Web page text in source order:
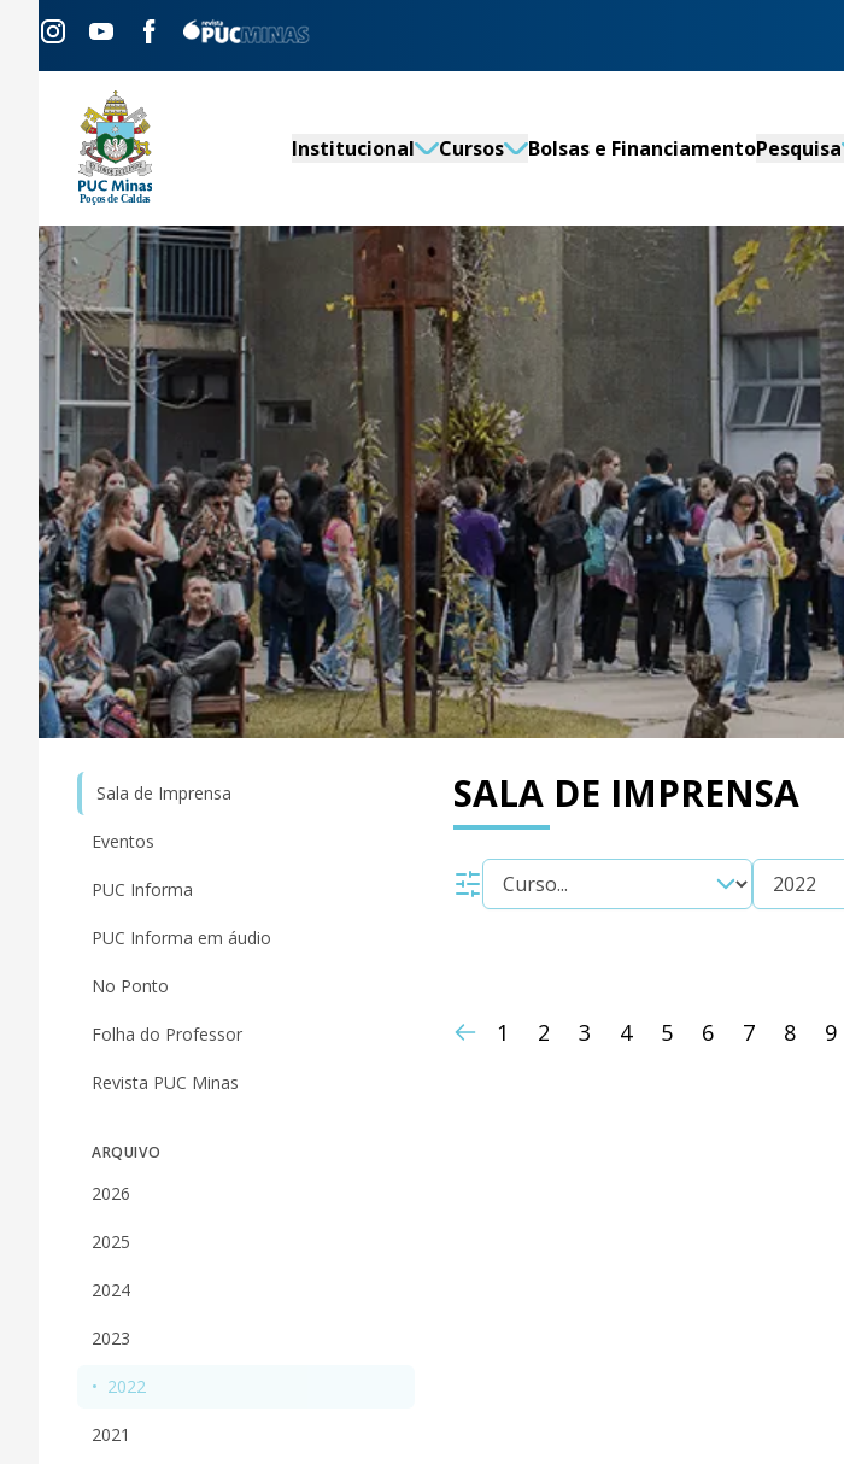
Institucional Cursos Bolsas e FinanciamentoPesquisa
Sala de Imprensa
Eventos
PUC Informa
PUC Informa em áudio
No Ponto
Folha do Professor
Revista PUC Minas
ARQUIVO
2026
2025
2024
2023
• 2022
2021
SALA DE IMPRENSA
1 2 3 4 5 6 7 8 9